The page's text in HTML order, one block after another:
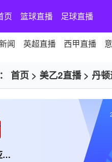
页 篮球直播 足球直播
闻 英超直播 西甲直播
首页 > 美乙2直播> 丹
丹顿迪亚波罗